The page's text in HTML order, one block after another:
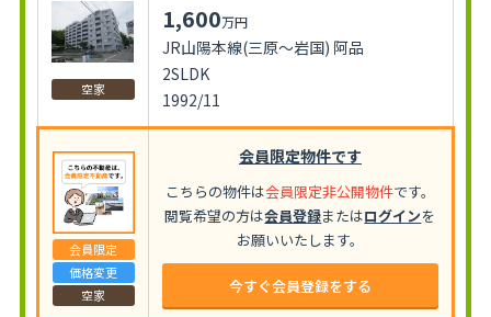
空家
1,600万円
JR山陽本線(三原～岩国) 阿品
2SLDK
1992/11
会員限定
価格変更
空家
会員限定物件です
こちらの物件は会員限定非公開物件です。
閲覧希望の方は会員登録またはログインを
お願いいたします。
今すぐ会員登録をする